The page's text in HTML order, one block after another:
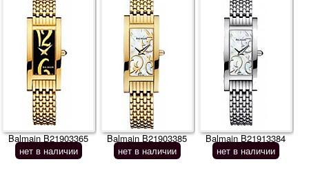
Balmain B21903365
нет в наличии
Balmain B21903385
нет в наличии
Balmain B21913384
нет в наличии